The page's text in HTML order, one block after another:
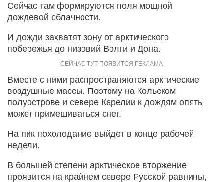
Сейчас там формируются поля мощной
дождевой облачности.
И дожди захватят зону от арктического
побережья до низовий Волги и Дона.
Вместе с ними распространяются арктические
воздушные массы. Поэтому на Кольском
полуострове и севере Карелии к дождям опять
может примешиваться снег.
На пик похолодание выйдет в конце рабочей
недели.
В большей степени арктическое вторжение
проявится на крайнем севере Русской равнины,